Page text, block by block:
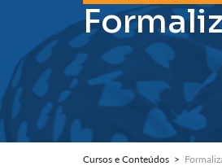
Cursos e Conteúdos >